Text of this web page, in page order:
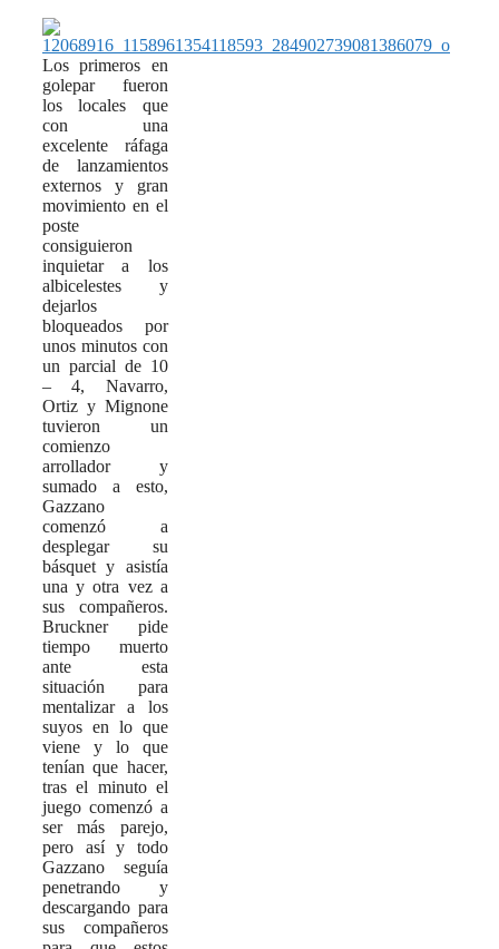
Los primeros en
golepar fueron
los locales que
con una
excelente ráfaga
de lanzamientos
externos y gran
movimiento en el
poste
consiguieron
inquietar a los
albicelestes y
dejarlos
bloqueados por
unos minutos con
un parcial de 10
– 4, Navarro,
Ortiz y Mignone
tuvieron un
comienzo
arrollador y
sumado a esto,
Gazzano
comenzó a
desplegar su
básquet y asistía
una y otra vez a
sus compañeros.
Bruckner pide
tiempo muerto
ante esta
situación para
mentalizar a los
suyos en lo que
viene y lo que
tenían que hacer,
tras el minuto el
juego comenzó a
ser más parejo,
pero así y todo
Gazzano seguía
penetrando y
descargando para
sus compañeros